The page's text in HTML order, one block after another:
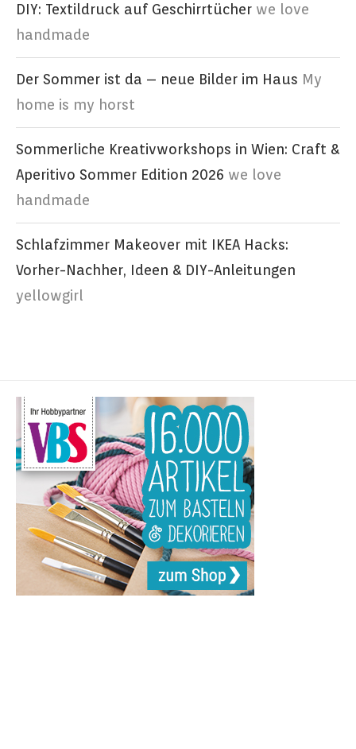
DIY: Textildruck auf Geschirrtücher we love
handmade
Der Sommer ist da – neue Bilder im Haus My
home is my horst
Sommerliche Kreativworkshops in Wien: Craft &
Aperitivo Sommer Edition 2026 we love
handmade
Schlafzimmer Makeover mit IKEA Hacks:
Vorher-Nachher, Ideen & DIY-Anleitungen
yellowgirl